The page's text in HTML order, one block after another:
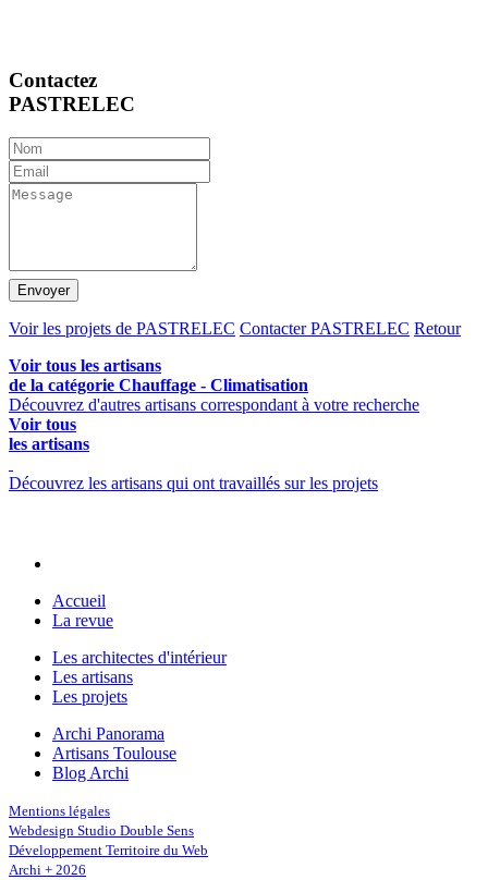
Contactez
PASTRELEC
Envoyer
Voir les projets de PASTRELEC Contacter PASTRELEC Retour
Voir tous les artisans
de la catégorie Chauffage - Climatisation
Découvrez d'autres artisans correspondant à votre recherche
Voir tous
les artisans
Découvrez les artisans qui ont travaillés sur les projets
Accueil
La revue
Les architectes d'intérieur
Les artisans
Les projets
Archi Panorama
Artisans Toulouse
Blog Archi
Mentions légales
Webdesign Studio Double Sens
Développement Territoire du Web
Archi + 2026